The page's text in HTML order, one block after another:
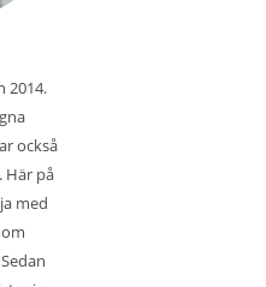
2014.
också
Här på
med